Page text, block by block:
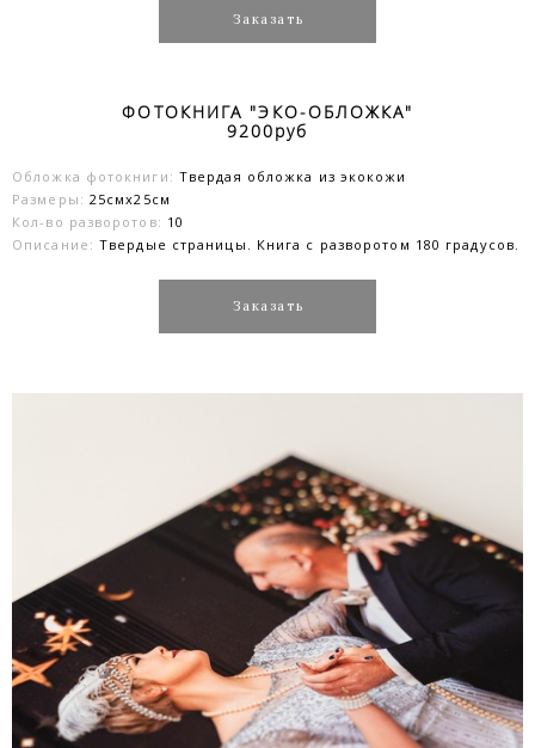
ПОДАРОЧНЫЙ СЕРТИФИКАТ
Заказать
ФОТОКНИГА "ЭКО-ОБЛОЖКА"
9200руб
Обложка фотокниги: Твердая обложка из экокожи
Размеры: 25смx25см
Кол-во разворотов: 10
Описание: Твердые страницы. Книга с разворотом 180 градусов.
Заказать